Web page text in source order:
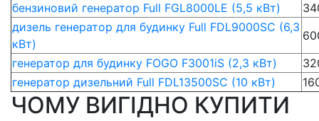
бензиновий генератор Full FGL8000LE (5,5 кВт)
дизель генератор для будинку Full FDL9000SC (6,3
кВт)
генератор для будинку FOGO F3001iS (2,3 кВт)
генератор дизельний Full FDL13500SC (10 кВт)
ЧОМУ ВИГІДНО КУПИТИ